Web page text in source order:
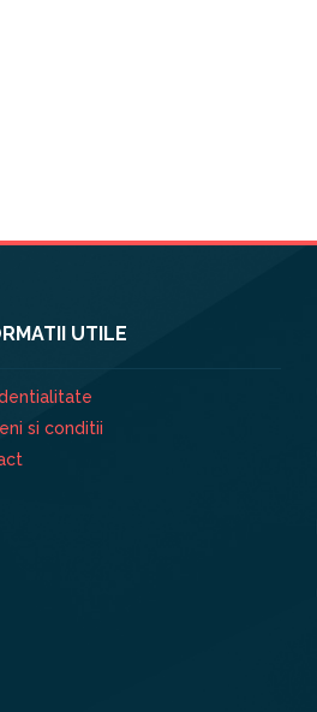
UTILE
si conditii